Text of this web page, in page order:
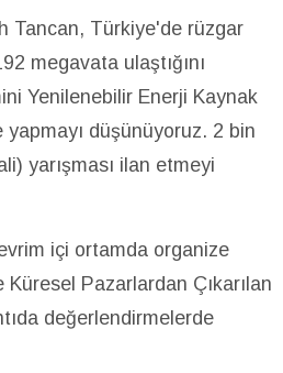
Tancan, Türkiye'de rüzgar
megavata ulaştığını
Yenilenebilir Enerji Kaynak
yapmayı düşünüyoruz. 2 bin
yarışması ilan etmeyi
içi ortamda organize
Pazarlardan Çıkarılan
değerlendirmelerde